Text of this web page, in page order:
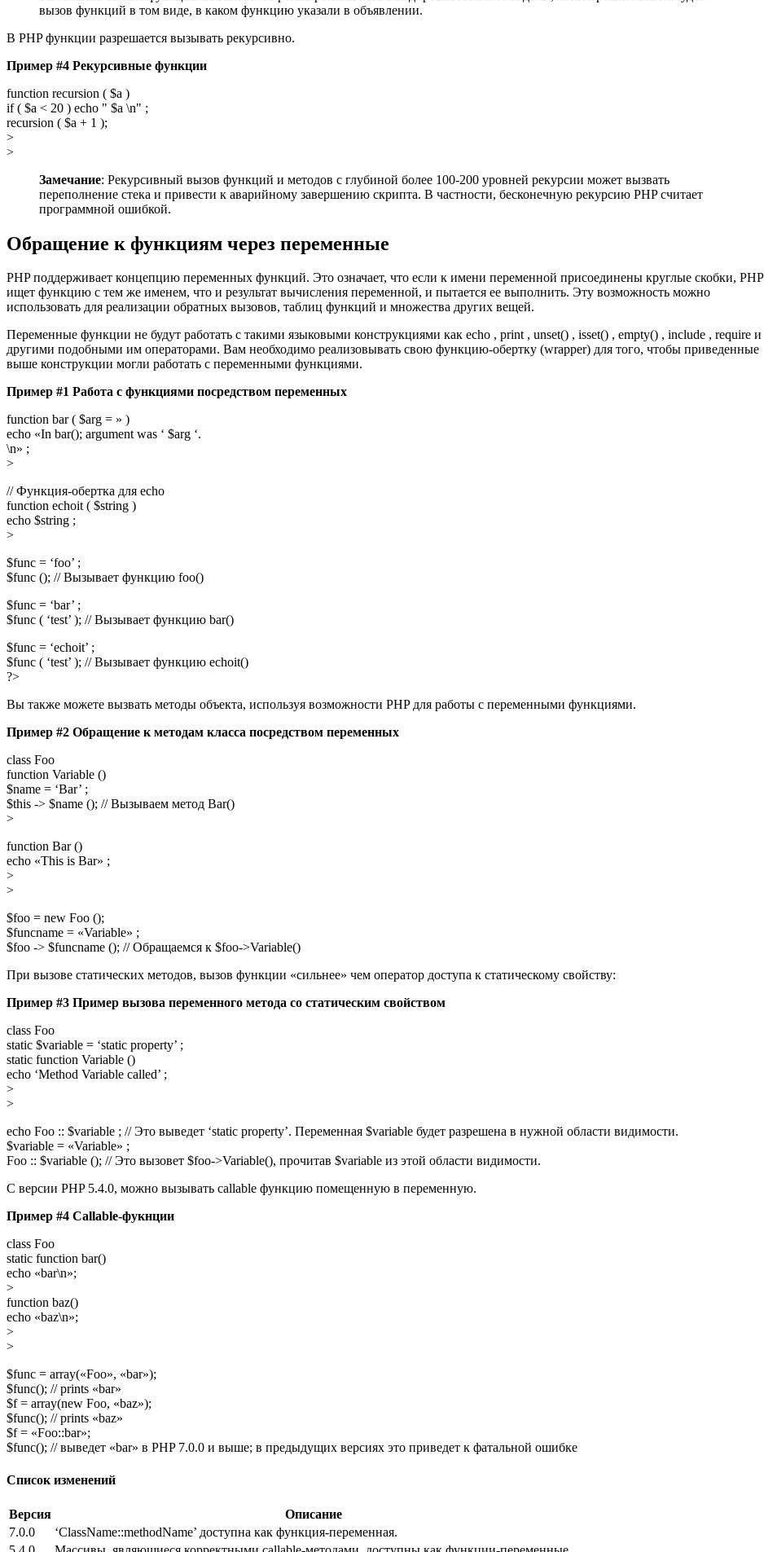
вызов функций в том виде, в каком функцию указали в объявлении.
В PHP функции разрешается вызывать рекурсивно.
Пример #4 Рекурсивные функции
function recursion ( $a )
if ( $a < 20 ) echo " $a \n" ;
recursion ( $a + 1 );
>
>
Замечание: Рекурсивный вызов функций и методов с глубиной более 100-200 уровней рекурсии может вызвать
переполнение стека и привести к аварийному завершению скрипта. В частности, бесконечную рекурсию PHP считает
программной ошибкой.
Обращение к функциям через переменные
PHP поддерживает концепцию переменных функций. Это означает, что если к имени переменной присоединены круглые скобки, PHP
ищет функцию с тем же именем, что и результат вычисления переменной, и пытается ее выполнить. Эту возможность можно
использовать для реализации обратных вызовов, таблиц функций и множества других вещей.
Переменные функции не будут работать с такими языковыми конструкциями как echo , print , unset() , isset() , empty() , include , require и
другими подобными им операторами. Вам необходимо реализовывать свою функцию-обертку (wrapper) для того, чтобы приведенные
выше конструкции могли работать с переменными функциями.
Пример #1 Работа с функциями посредством переменных
function bar ( $arg = » )
echo «In bar(); argument was ‘ $arg ‘.
\n» ;
>
// Функция-обертка для echo
function echoit ( $string )
echo $string ;
>
$func = ‘foo’ ;
$func (); // Вызывает функцию foo()
$func = ‘bar’ ;
$func ( ‘test’ ); // Вызывает функцию bar()
$func = ‘echoit’ ;
$func ( ‘test’ ); // Вызывает функцию echoit()
?>
Вы также можете вызвать методы объекта, используя возможности PHP для работы с переменными функциями.
Пример #2 Обращение к методам класса посредством переменных
class Foo
function Variable ()
$name = ‘Bar’ ;
$this -> $name (); // Вызываем метод Bar()
>
function Bar ()
echo «This is Bar» ;
>
>
$foo = new Foo ();
$funcname = «Variable» ;
$foo -> $funcname (); // Обращаемся к $foo->Variable()
При вызове статических методов, вызов функции «сильнее» чем оператор доступа к статическому свойству:
Пример #3 Пример вызова переменного метода со статическим свойством
class Foo
static $variable = ‘static property’ ;
static function Variable ()
echo ‘Method Variable called’ ;
>
>
echo Foo :: $variable ; // Это выведет ‘static property’. Переменная $variable будет разрешена в нужной области видимости.
$variable = «Variable» ;
Foo :: $variable (); // Это вызовет $foo->Variable(), прочитав $variable из этой области видимости.
С версии PHP 5.4.0, можно вызывать callable функцию помещенную в переменную.
Пример #4 Сallable-фукнции
class Foo
static function bar()
echo «bar\n»;
>
function baz()
echo «baz\n»;
>
>
$func = array(«Foo», «bar»);
$func(); // prints «bar»
$f = array(new Foo, «baz»);
$func(); // prints «baz»
$f = «Foo::bar»;
$func(); // выведет «bar» в PHP 7.0.0 и выше; в предыдущих версиях это приведет к фатальной ошибке
Список изменений
Версия
Описание
7.0.0
‘ClassName::methodName’ доступна как функция-переменная.